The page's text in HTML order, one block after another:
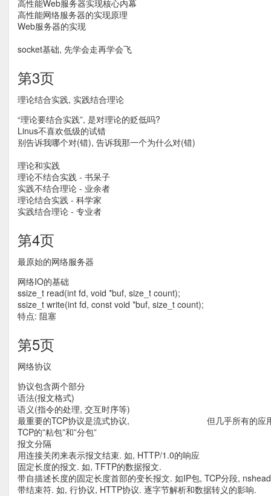
高性能Web服务器实现核心内幕
高性能网络服务器的实现原理
Web服务器的实现
socket基础, 先学会走再学会飞
第3页
理论结合实践, 实践结合理论
“理论要结合实践”, 是对理论的贬低吗?
Linus不喜欢低级的试错
别告诉我哪个对(错), 告诉我那一个为什么对(错)
理论和实践
理论不结合实践 - 书呆子
实践不结合理论 - 业余者
理论结合实践 - 科学家
实践结合理论 - 专业者
第4页
最原始的网络服务器
网络IO的基础
ssize_t read(int fd, void *buf, size_t count);
ssize_t write(int fd, const void *buf, size_t count);
特点: 阻塞
第5页
网络协议
协议包含两个部分
语法(报文格式)
语义(指令的处理, 交互时序等)
最重要的TCP协议是流式协议, 但几乎所有的应用协
TCP的”粘包”和”分包”
报文分隔
用连接关闭来表示报文结束. 如, HTTP/1.0的响应
固定长度的报文. 如, TFTP的数据报文.
带自描述长度的固定长度首部的变长报文. 如IP包, TCP分段,
带结束符. 如, 行协议, HTTP协议. 逐字节解析和数据转义的影响.